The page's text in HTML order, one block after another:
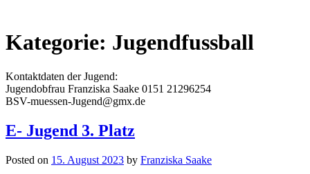
Kategorie: Jugendfussball
Kontaktdaten der Jugend:
Jugendobfrau Franziska Saake 0151 21296254
BSV-muessen-Jugend@gmx.de
E- Jugend 3. Platz
Posted on 15. August 2023 by Franziska Saake